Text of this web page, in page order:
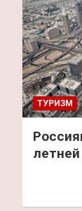
ТУРИЗМ